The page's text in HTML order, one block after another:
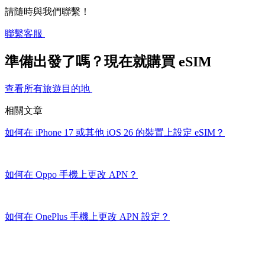
請隨時與我們聯繫！
聯繫客服
準備出發了嗎？現在就購買 eSIM
查看所有旅遊目的地
相關文章
如何在 iPhone 17 或其他 iOS 26 的裝置上設定 eSIM？
如何在 Oppo 手機上更改 APN？
如何在 OnePlus 手機上更改 APN 設定？